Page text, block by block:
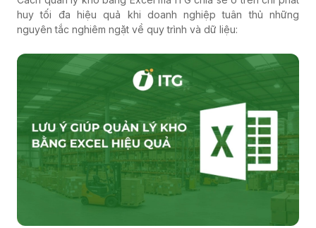
huy tối đa hiệu quả khi doanh nghiệp tuân thủ những
nguyên tắc nghiêm ngặt về quy trình và dữ liệu: